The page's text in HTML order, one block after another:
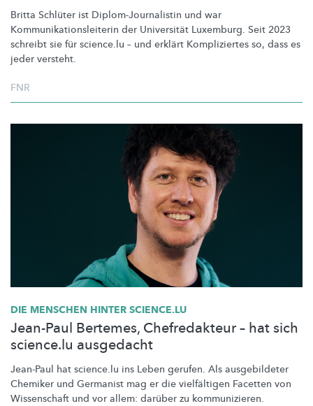
Britta Schlüter ist Diplom-Journalistin und war
Kommunikationsleiterin der Universität Luxemburg. Seit 2023
schreibt sie für science.lu – und erklärt Kompliziertes so, dass es
jeder versteht.
FNR
DIE MENSCHEN HINTER SCIENCE.LU
Jean-Paul Bertemes, Chefredakteur – hat sich
science.lu ausgedacht
Jean-Paul hat science.lu ins Leben gerufen. Als ausgebildeter
Chemiker und Germanist mag er die vielfältigen Facetten von
Wissenschaft und vor allem: darüber zu kommunizieren.